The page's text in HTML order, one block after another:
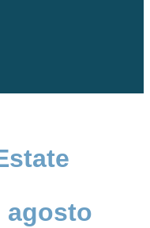
agosto